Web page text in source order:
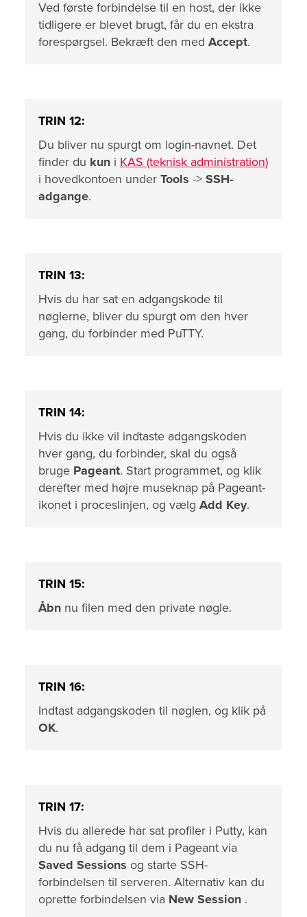
Ved første forbindelse til en host, der ikke
tidligere er blevet brugt, får du en ekstra
forespørgsel. Bekræft den med Accept.
TRIN 12:
Du bliver nu spurgt om login-navnet. Det
finder du kun i KAS (teknisk administration)
i hovedkontoen under Tools -> SSH-
adgange.
TRIN 13:
Hvis du har sat en adgangskode til
nøglerne, bliver du spurgt om den hver
gang, du forbinder med PuTTY.
TRIN 14:
Hvis du ikke vil indtaste adgangskoden
hver gang, du forbinder, skal du også
bruge Pageant. Start programmet, og klik
derefter med højre museknap på Pageant-
ikonet i proceslinjen, og vælg Add Key.
TRIN 15:
Åbn nu filen med den private nøgle.
TRIN 16:
Indtast adgangskoden til nøglen, og klik på
OK.
TRIN 17:
Hvis du allerede har sat profiler i Putty, kan
du nu få adgang til dem i Pageant via
Saved Sessions og starte SSH-
forbindelsen til serveren. Alternativ kan du
oprette forbindelsen via New Session .